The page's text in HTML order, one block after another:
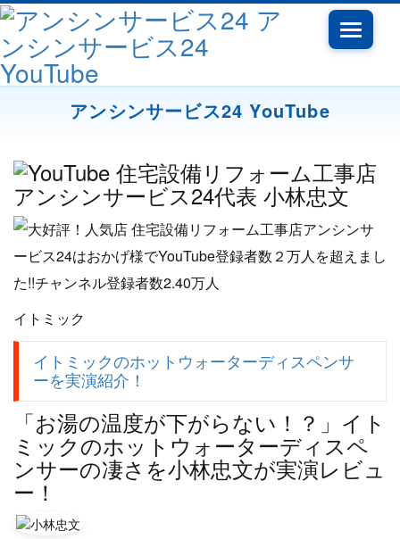
Toggle
アンシンサービス24 YouTube
イトミック
イトミックのホットウォーターディスペンサ
ーを実演紹介！
「お湯の温度が下がらない！？」イト
ミックのホットウォーターディスペ
ンサーの凄さを小林忠文が実演レビュ
ー！